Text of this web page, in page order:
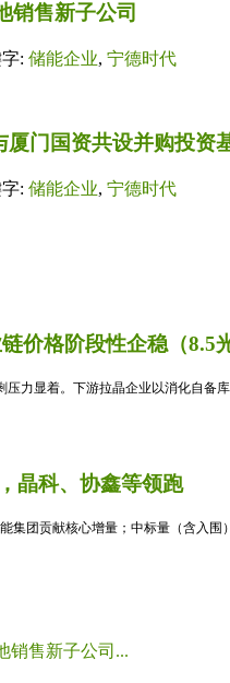
销售新子公司
: 储能企业, 宁德时代
厦门国资共设并购投资
: 储能企业, 宁德时代
价格阶段性企稳（8.5
力显着。下游拉晶企业以消化自
晶科、协鑫等领跑
集团贡献核心增量；中标量（含入
销售新子公司...